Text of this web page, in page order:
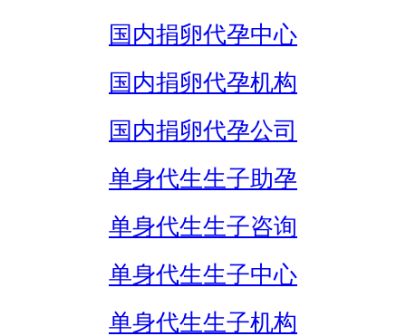
国内捐卵代孕中心
国内捐卵代孕机构
国内捐卵代孕公司
单身代生生子助孕
单身代生生子咨询
单身代生生子中心
单身代生生子机构